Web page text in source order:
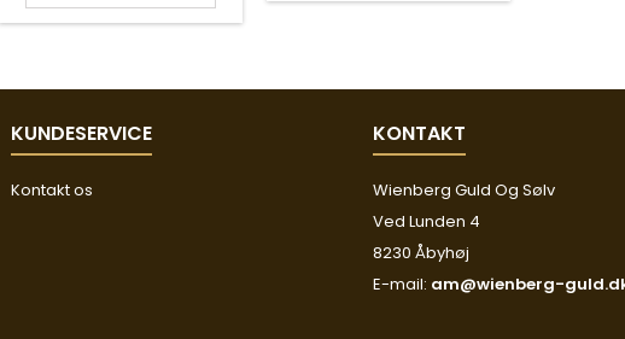
KUNDESERVICE
Kontakt os
KONTAKT
Wienberg Guld Og Sølv
Ved Lunden 4
8230 Åbyhøj
E-mail: am@wienberg-